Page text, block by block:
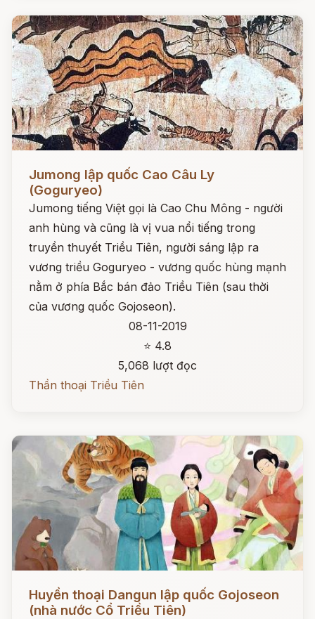
Jumong lập quốc Cao Câu Ly
(Goguryeo)
Jumong tiếng Việt gọi là Cao Chu Mông - người
anh hùng và cũng là vị vua nổi tiếng trong
truyền thuyết Triều Tiên, người sáng lập ra
vương triều Goguryeo - vương quốc hùng mạnh
nằm ở phía Bắc bán đảo Triều Tiên (sau thời
của vương quốc Gojoseon).
08-11-2019
⭐ 4.8
5,068 lượt đọc
Thần thoại Triều Tiên
Đọc ngay
Huyền thoại Dangun lập quốc Gojoseon
(nhà nước Cổ Triều Tiên)